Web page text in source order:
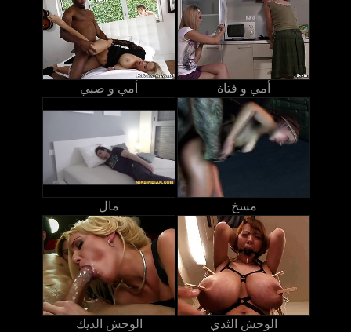
أمي و صبي أمي و فتاة
مال مسخ
الوحش الديك الوحش الثدي